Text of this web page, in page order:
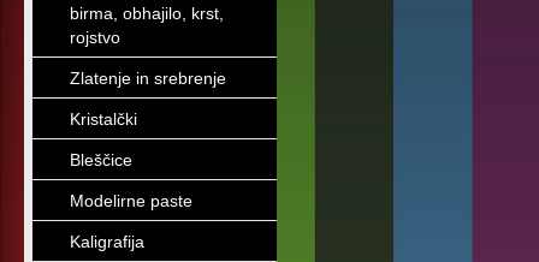
birma, obhajilo, krst,
rojstvo
Zlatenje in srebrenje
Kristalčki
Bleščice
Modelirne paste
Kaligrafija